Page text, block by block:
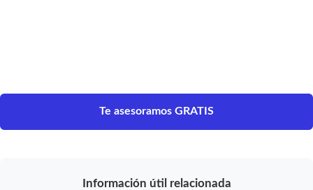
Te asesoramos GRATIS
Información útil relacionada